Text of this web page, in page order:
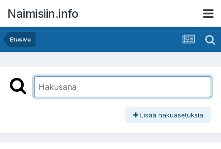
Naimisiin.info
Etusivu
Lisää hakuasetuksia